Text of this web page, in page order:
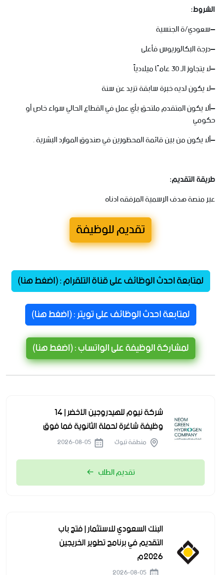
الشروط:
–سعودي/ةالجنسية
–درجةالبكالوريوسفأعلى
–لايتجاوزالـ30 عامًاميلادياً
–لايكونلديهخبرةسابقةتزيدعنسنة
–ألايكونالمتقدمملتحقبأيعملفيالقطاعالحاليسواءخاصأو
حكومي
–ألايكونمنبينقائمةالمحظورينفيصندوقالمواردالبشرية.
طريقةالتقديم:
عبرمنصةهدفالرسميةالمرفقهادناه
تقديم للوظيفة
لمتابعة احدث الوظائف على قناة التلقرام : (اضغط هنا)
لمتابعة احدث الوظائف على تويتر : (اضغط هنا)
لمشاركة الوظيفة على الواتساب : (اضغط هنا)
شركة نيوم للهيدروجين الأخضر | 14
وظيفة شاغرة لحملة الثانوية فما فوق
منطقة تبوك
تقديم الطلب
البنك السعودي للاستثمار | فتح باب
التقديم في برنامج تطوير الخريجين
2026م